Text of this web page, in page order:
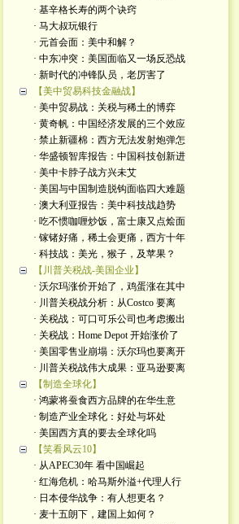
· 基辛格长寿的两个诀窍
· 马大叔玩银行
· 元首会面：美中和解？
· 中东冲突：美国面临又一场反恐战
· 新时代的冲锋队员，老厉害了
【美中贸易科技金融战】
· 美中贸易战：关税与稀土的博弈
· 黄奇帆：中国经济发展的三个效应
· 禁止新疆棉：西方无法发射炮弹怎
· 华盛顿智库报告：中国科技创新进
· 美中卡脖子战方兴未艾
· 美国与中国制造脱钩面临四大难题
· 澳大利亚报告：美中科技战趋势
· 吃不惯咖喱炒饭，富士康又点烩面
· 镓锗好痛，稀土会更痛，西方十年
· 科技战：美光，猴子，及苹果？
【川普关税战-美国企业】
· 沃尔玛涨价开始了，鸡蛋涨在其中
· 川普关税战分析：从Costco 要离
· 关税战：可口可乐公司也考虑搬出
· 关税战：Home Depot 开始涨价了
· 美国零售业崩塌：沃尔玛也要离开
· 川普关税战伟大成果：亚马逊要离
【制造全球化】
· 鸿蒙将蚕食西方品牌的在华生意
· 制造产业全球化：好处与坏处
· 美国西方真的要去全球化吗
【笑看风云10】
· 从APEC30年 看中国崛起
· 红海危机：哈马斯外溢+代理人行
· 日本侵华战争：有人想更名？
· 麦十五朗下，建国上如何？